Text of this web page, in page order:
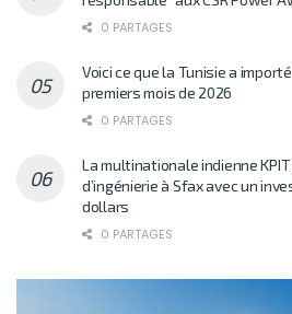
0 PARTAGES
Voici ce que la Tunisie a
premiers mois de 2026
0 PARTAGES
La multinationale indienne
d’ingénierie à Sfax avec un
dollars
0 PARTAGES